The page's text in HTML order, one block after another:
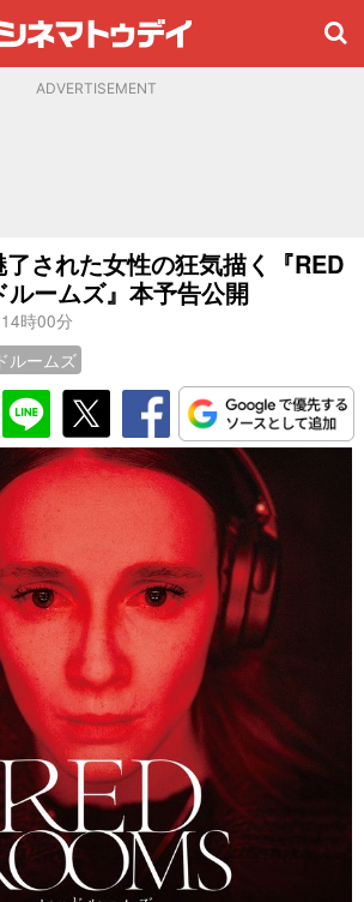
ADVERTISEMENT
された女性の狂気描く『RED
ームズ』本予告公開
14時00分
ルームズ